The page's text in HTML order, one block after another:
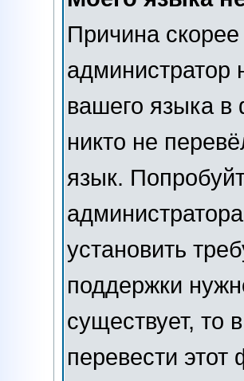
Причина скорее
администратор
вашего языка
никто не
язык.
установить
поддержки
существует, то
перевести